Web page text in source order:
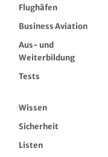
Flughäfen
Business Aviation
Aus- und
Weiterbildung
Tests
Wissen
Sicherheit
Listen